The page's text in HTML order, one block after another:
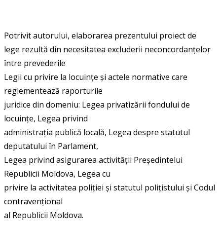
Potrivit autorului, elaborarea prezentului proiect de
lege rezultă din necesitatea excluderii neconcordanțelor
între prevederile
Legii cu privire la locuințe și actele normative care
reglementează raporturile
juridice din domeniu: Legea privatizării fondului de
locuințe, Legea privind
administrația publică locală, Legea despre statutul
deputatului în Parlament,
Legea privind asigurarea activității Președintelui
Republicii Moldova, Legea cu
privire la activitatea poliției și statutul polițistului și Codul
contravențional
al Republicii Moldova.